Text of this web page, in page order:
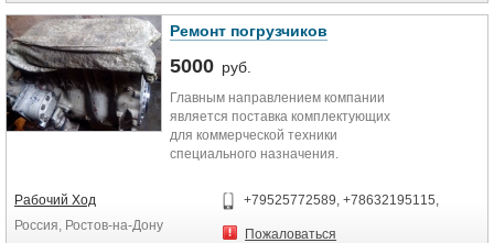
производства.
Ремонт погрузчиков
5000 руб.
Главным направлением компании
является поставка комплектующих
для коммерческой техники
специального назначения.
Komatsu, Daewoo-Doosan, Toyota,
Heli, Hangha, Shinko, Hyster, Clarkr,
Locust, Sanward, Case, Bobcat,
Рабочий Ход
Россия, Ростов-на-Дону
+79525772589, +78632195115,
Пожаловаться